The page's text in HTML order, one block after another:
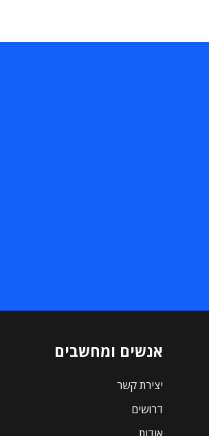
אנשים ומחשבים
יצירת קשר
דרושים